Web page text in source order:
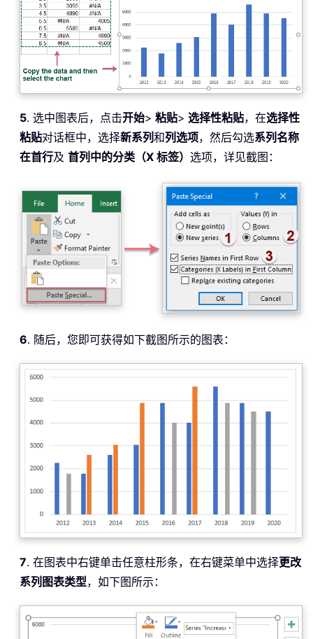
5. 选中图表后，点击开始> 粘贴> 选择性粘贴，在选择性
粘贴对话框中，选择新系列和列选项，然后勾选系列名称
在首行及 首列中的分类（X 标签） 选项，详见截图：
6. 随后，您即可获得如下截图所示的图表：
7. 在图表中右键单击任意柱形条，在右键菜单中选择更改
系列图表类型，如下图所示：